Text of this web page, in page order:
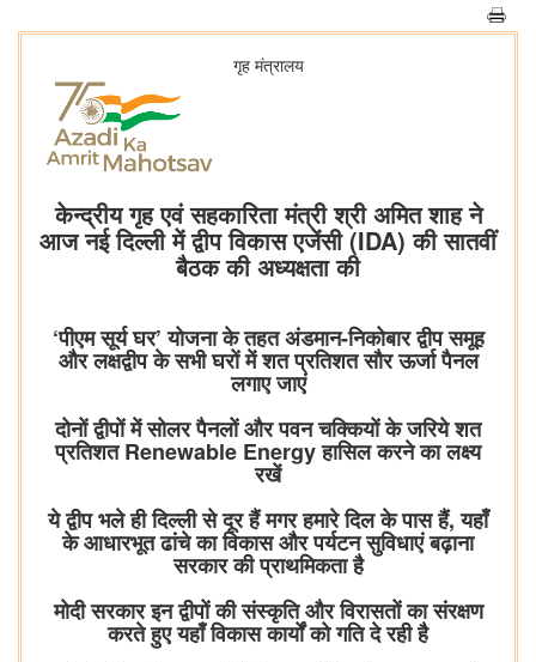
गृह मंत्रालय
केन्द्रीय गृह एवं सहकारिता मंत्री श्री अमित शाह ने
आज नई दिल्ली में द्वीप विकास एजेंसी (IDA) की सातवीं
बैठक की अध्यक्षता की
‘पीएम सूर्य घर’ योजना के तहत अंडमान-निकोबार द्वीप समूह
और लक्षद्वीप के सभी घरों में शत प्रतिशत सौर ऊर्जा पैनल
लगाए जाएं
दोनों द्वीपों में सोलर पैनलों और पवन चक्कियों के जरिये शत
प्रतिशत Renewable Energy हासिल करने का लक्ष्य
रखें
ये द्वीप भले ही दिल्ली से दूर हैं मगर हमारे दिल के पास हैं, यहाँ
के आधारभूत ढांचे का विकास और पर्यटन सुविधाएं बढ़ाना
सरकार की प्राथमिकता है
मोदी सरकार इन द्वीपों की संस्कृति और विरासतों का संरक्षण
करते हुए यहाँ विकास कार्यों को गति दे रही है